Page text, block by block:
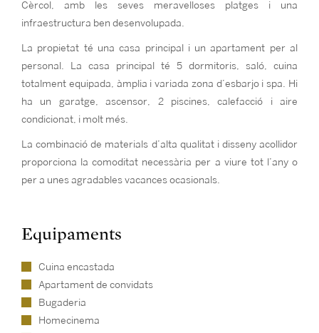
Cèrcol, amb les seves meravelloses platges i una
infraestructura ben desenvolupada.
La propietat té una casa principal i un apartament per al
personal. La casa principal té 5 dormitoris, saló, cuina
totalment equipada, àmplia i variada zona d’esbarjo i spa. Hi
ha un garatge, ascensor, 2 piscines, calefacció i aire
condicionat, i molt més.
La combinació de materials d’alta qualitat i disseny acollidor
proporciona la comoditat necessària per a viure tot l’any o
per a unes agradables vacances ocasionals.
Equipaments
Cuina encastada
Apartament de convidats
Bugaderia
Homecinema